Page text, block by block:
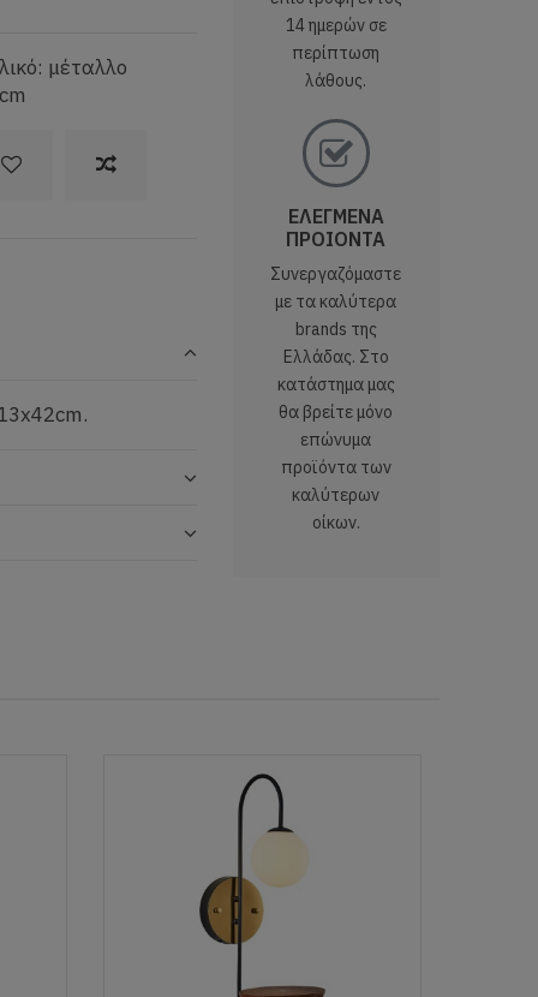
μέταλλο
14 ημερών σε
περίπτωση
λάθους.
ΕΛΕΓΜΕΝΑ
ΠΡΟΙΟΝΤΑ
Συνεργαζόμαστε
με τα καλύτερα
brands της
Ελλάδας. Στο
κατάστημα μας
θα βρείτε μόνο
επώνυμα
προϊόντα των
καλύτερων
οίκων.